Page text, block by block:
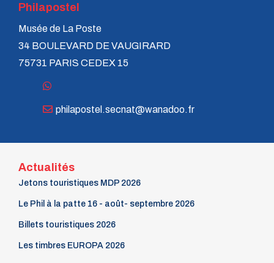
Philapostel
Musée de La Poste
34 BOULEVARD DE VAUGIRARD
75731 PARIS CEDEX 15
philapostel.secnat@wanadoo.fr
Actualités
Jetons touristiques MDP 2026
Le Phil à la patte 16 - août- septembre 2026
Billets touristiques 2026
Les timbres EUROPA 2026